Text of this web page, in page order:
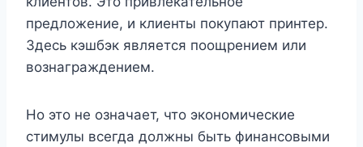
предложение, и клиенты покупают принтер.
Здесь кэшбэк является поощрением или
вознаграждением.
Но это не означает, что экономические
стимулы всегда должны быть финансовыми